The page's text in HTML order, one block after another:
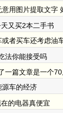
用图片提取文字
又买2本二手书
或者买车还考虑油
法你能接受吗
一篇文章是一个
源车的经济
的电器真便宜